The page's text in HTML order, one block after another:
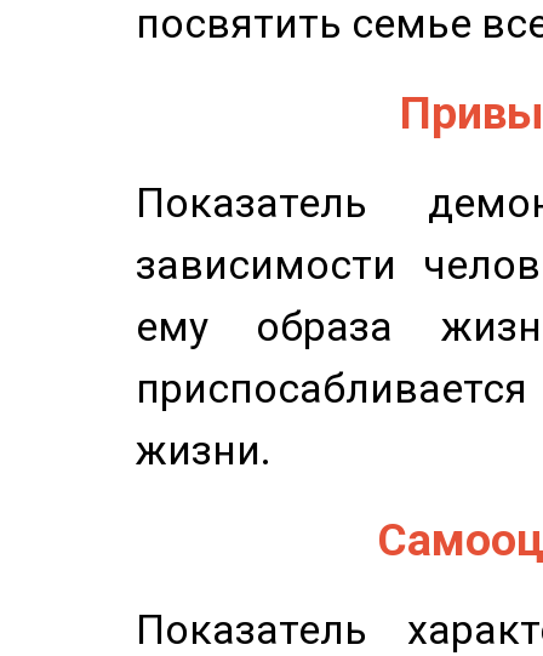
посвятить семье
Показатель
зависимости
ему образа
жизни.
Показатель